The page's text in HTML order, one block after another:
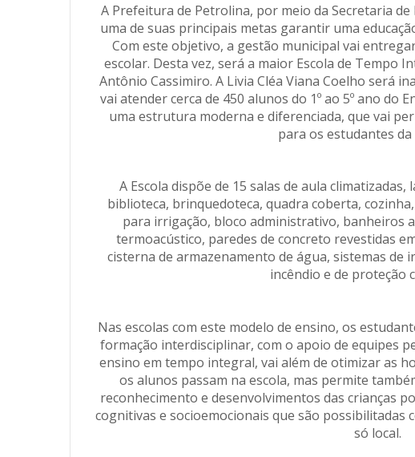
A Prefeitura de Petrolina, por meio da Secretaria
uma de suas principais metas garantir uma
Com este objetivo, a gestão municipal vai
escolar. Desta vez, será a maior Escola de Tempo
Antônio Cassimiro. A Livia Cléa Viana Coelho será
vai atender cerca de 450 alunos do 1º ao 5º ano do
uma estrutura moderna e diferenciada, que vai
para os estudantes da
A Escola dispõe de 15 salas de aula
biblioteca, brinquedoteca, quadra coberta,
para irrigação, bloco administrativo, banheiros
termoacústico, paredes de concreto revestidas
cisterna de armazenamento de água, sistemas de
incêndio e de proteção
Nas escolas com este modelo de ensino, os
formação interdisciplinar, com o apoio de equipes
ensino em tempo integral, vai além de otimizar as
os alunos passam na escola, mas permite
reconhecimento e desenvolvimentos das crianças
cognitivas e socioemocionais que são possibilitadas
só local.